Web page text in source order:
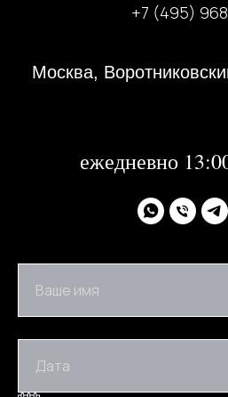
+7 (495) 968
Москва,
ежедневно
Ваше имя
Дата